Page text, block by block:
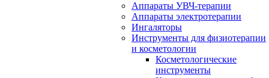
Аппараты УВЧ-терапии
Аппараты электротерапии
Ингаляторы
Инструменты для физиотерапии
и косметологии
Косметологические
инструменты